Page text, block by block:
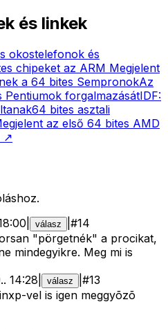
és linkek
okostelefonok és
chipeket az ARM Megjelent
a 64 bites SempronokAz
Pentiumok forgalmazásátIDF:
64 bites asztali
az első 64 bites AMD
↗
válasz #14
"pörgetnék" a procikat,
mindegyikre. Meg mi is
. 14:28 válasz #13
vel is igen meggyõzõ